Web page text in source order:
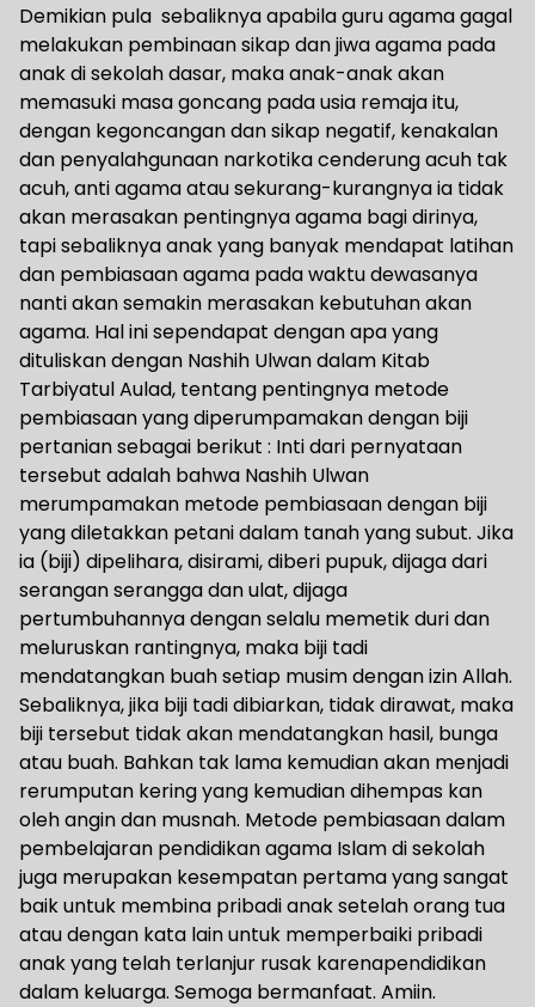
Demikian pula sebaliknya apabila guru agama gagal
melakukan pembinaan sikap dan jiwa agama pada
anak di sekolah dasar, maka anak-anak akan
memasuki masa goncang pada usia remaja itu,
dengan kegoncangan dan sikap negatif, kenakalan
dan penyalahgunaan narkotika cenderung acuh tak
acuh, anti agama atau sekurang-kurangnya ia tidak
akan merasakan pentingnya agama bagi dirinya,
tapi sebaliknya anak yang banyak mendapat latihan
dan pembiasaan agama pada waktu dewasanya
nanti akan semakin merasakan kebutuhan akan
agama. Hal ini sependapat dengan apa yang
dituliskan dengan Nashih Ulwan dalam Kitab
Tarbiyatul Aulad, tentang pentingnya metode
pembiasaan yang diperumpamakan dengan biji
pertanian sebagai berikut : Inti dari pernyataan
tersebut adalah bahwa Nashih Ulwan
merumpamakan metode pembiasaan dengan biji
yang diletakkan petani dalam tanah yang subut. Jika
ia (biji) dipelihara, disirami, diberi pupuk, dijaga dari
serangan serangga dan ulat, dijaga
pertumbuhannya dengan selalu memetik duri dan
meluruskan rantingnya, maka biji tadi
mendatangkan buah setiap musim dengan izin Allah.
Sebaliknya, jika biji tadi dibiarkan, tidak dirawat, maka
biji tersebut tidak akan mendatangkan hasil, bunga
atau buah. Bahkan tak lama kemudian akan menjadi
rerumputan kering yang kemudian dihempas kan
oleh angin dan musnah. Metode pembiasaan dalam
pembelajaran pendidikan agama Islam di sekolah
juga merupakan kesempatan pertama yang sangat
baik untuk membina pribadi anak setelah orang tua
atau dengan kata lain untuk memperbaiki pribadi
anak yang telah terlanjur rusak karenapendidikan
dalam keluarga. Semoga bermanfaat. Amiin.